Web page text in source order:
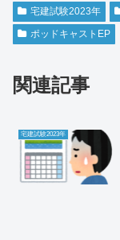
宅建試験2023年
ポッドキャストEP
関連記事
宅建試験2023年